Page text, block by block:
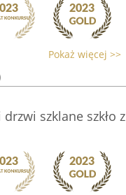
Pokaż więcej >>
szklane szkło z